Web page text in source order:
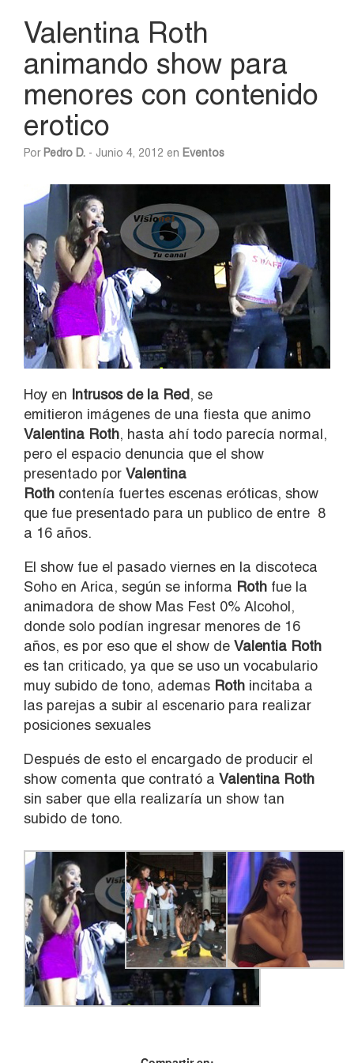
Valentina Roth
animando show para
menores con contenido
erotico
Por Pedro D. - Junio 4, 2012 en Eventos
Hoy en Intrusos de la Red, se
emitieron imágenes de una fiesta que animo
Valentina Roth, hasta ahí todo parecía normal,
pero el espacio denuncia que el show
presentado por Valentina
Roth contenía fuertes escenas eróticas, show
que fue presentado para un publico de entre 8
a 16 años.
El show fue el pasado viernes en la discoteca
Soho en Arica, según se informa Roth fue la
animadora de show Mas Fest 0% Alcohol,
donde solo podían ingresar menores de 16
años, es por eso que el show de Valentia Roth
es tan criticado, ya que se uso un vocabulario
muy subido de tono, ademas Roth incitaba a
las parejas a subir al escenario para realizar
posiciones sexuales
Después de esto el encargado de producir el
show comenta que contrató a Valentina Roth
sin saber que ella realizaría un show tan
subido de tono.